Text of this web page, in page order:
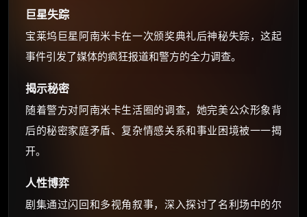
巨星失踪
宝莱坞巨星阿南米卡在一次颁奖典礼后神秘失踪，这起
事件引发了媒体的疯狂报道和警方的全力调查。
揭示秘密
随着警方对阿南米卡生活圈的调查，她完美公众形象背
后的秘密家庭矛盾、复杂情感关系和事业困境被一一揭
开。
人性博弈
剧集通过闪回和多视角叙事，深入探讨了名利场中的尔
价格有浮动，请直接搜索查最低价！